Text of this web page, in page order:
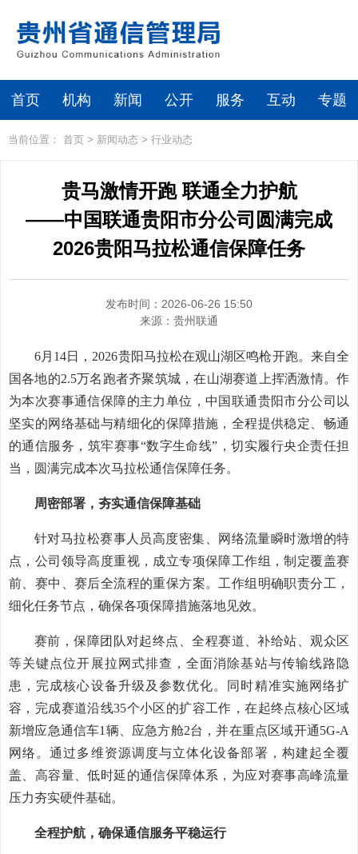
首页 机构 新闻 公开 服务 互动 专题
当前位置： 首页 > 新闻动态 > 行业动态
贵马激情开跑 联通全力护航
——中国联通贵阳市分公司圆满完成
2026贵阳马拉松通信保障任务
发布时间：2026-06-26 15:50
来源： 贵州联通
6月14日，2026贵阳马拉松在观山湖区鸣枪开跑。来自全
国各地的2.5万名跑者齐聚筑城，在山湖赛道上挥洒激情。作
为本次赛事通信保障的主力单位，中国联通贵阳市分公司以
坚实的网络基础与精细化的保障措施，全程提供稳定、畅通
的通信服务，筑牢赛事“数字生命线”，切实履行央企责任担
当，圆满完成本次马拉松通信保障任务。
周密部署，夯实通信保障基础
针对马拉松赛事人员高度密集、网络流量瞬时激增的特
点，公司领导高度重视，成立专项保障工作组，制定覆盖赛
前、赛中、赛后全流程的重保方案。工作组明确职责分工，
细化任务节点，确保各项保障措施落地见效。
赛前，保障团队对起终点、全程赛道、补给站、观众区
等关键点位开展拉网式排查，全面消除基站与传输线路隐
患，完成核心设备升级及参数优化。同时精准实施网络扩
容，完成赛道沿线35个小区的扩容工作，在起终点核心区域
新增应急通信车1辆、应急方舱2台，并在重点区域开通5G-A
网络。通过多维资源调度与立体化设备部署，构建起全覆
盖、高容量、低时延的通信保障体系，为应对赛事高峰流量
压力夯实硬件基础。
全程护航，确保通信服务平稳运行